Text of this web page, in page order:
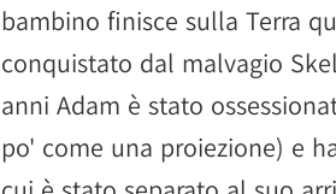
bambino finisce sulla Terra
conquistato dal malvagio
anni Adam è stato
po' come una proiezione) e